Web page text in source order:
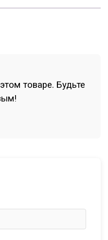
товаре. Будьте